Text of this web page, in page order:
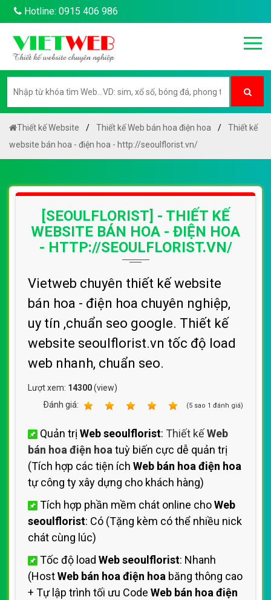
Hotline: 0915 406 986
Thiết kế Website Thiết kế Web bán hoa điện hoa
Thiết kế
website bán hoa - điện hoa - http://seoulflorist.vn/
[SEOULFLORIST] - THIẾT KẾ
WEBSITE BÁN HOA - ĐIỆN HOA
- HTTP://SEOULFLORIST.VN/
Vietweb chuyên thiết kế website
bán hoa - điện hoa chuyên nghiệp,
uy tín ,chuẩn seo google. Thiết kế
website seoulflorist.vn tốc độ load
web nhanh, chuẩn seo.
Lượt xem: 14300(view)
Ðánh giá:
(5 sao 1 đánh giá)
Quản trị Web seoulflorist: Thiết kếWeb
bán hoa điện hoa tuỳ biến cực dễ quản trị
(Tích hợp các tiện ích Web bán hoa điện hoa
tự công ty xây dựng cho khách hàng)
Tích hợp phần mềm chát online choWeb
seoulflorist: Có (Tặng kèm có thể nhiều nick
chát cùng lúc)
Tốc độ load Web seoulflorist: Nhanh
(HostWeb bán hoa điện hoa băng thông cao
+ Tự lập trình tối ưu Code Web bán hoa điện